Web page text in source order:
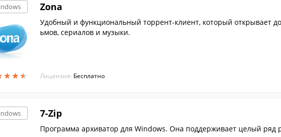
★★★
★★★
Zona
Удобный и функциональный торрент-клиент, который открывает
ьмов, сериалов и музыки.
Лицензия: Бесплатно
7-Zip
Программа архиватор для Windows. Она поддерживает целый ряд